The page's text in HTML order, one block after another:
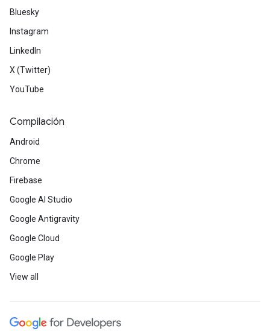
Bluesky
Instagram
LinkedIn
X (Twitter)
YouTube
Compilación
Android
Chrome
Firebase
Google AI Studio
Google Antigravity
Google Cloud
Google Play
View all